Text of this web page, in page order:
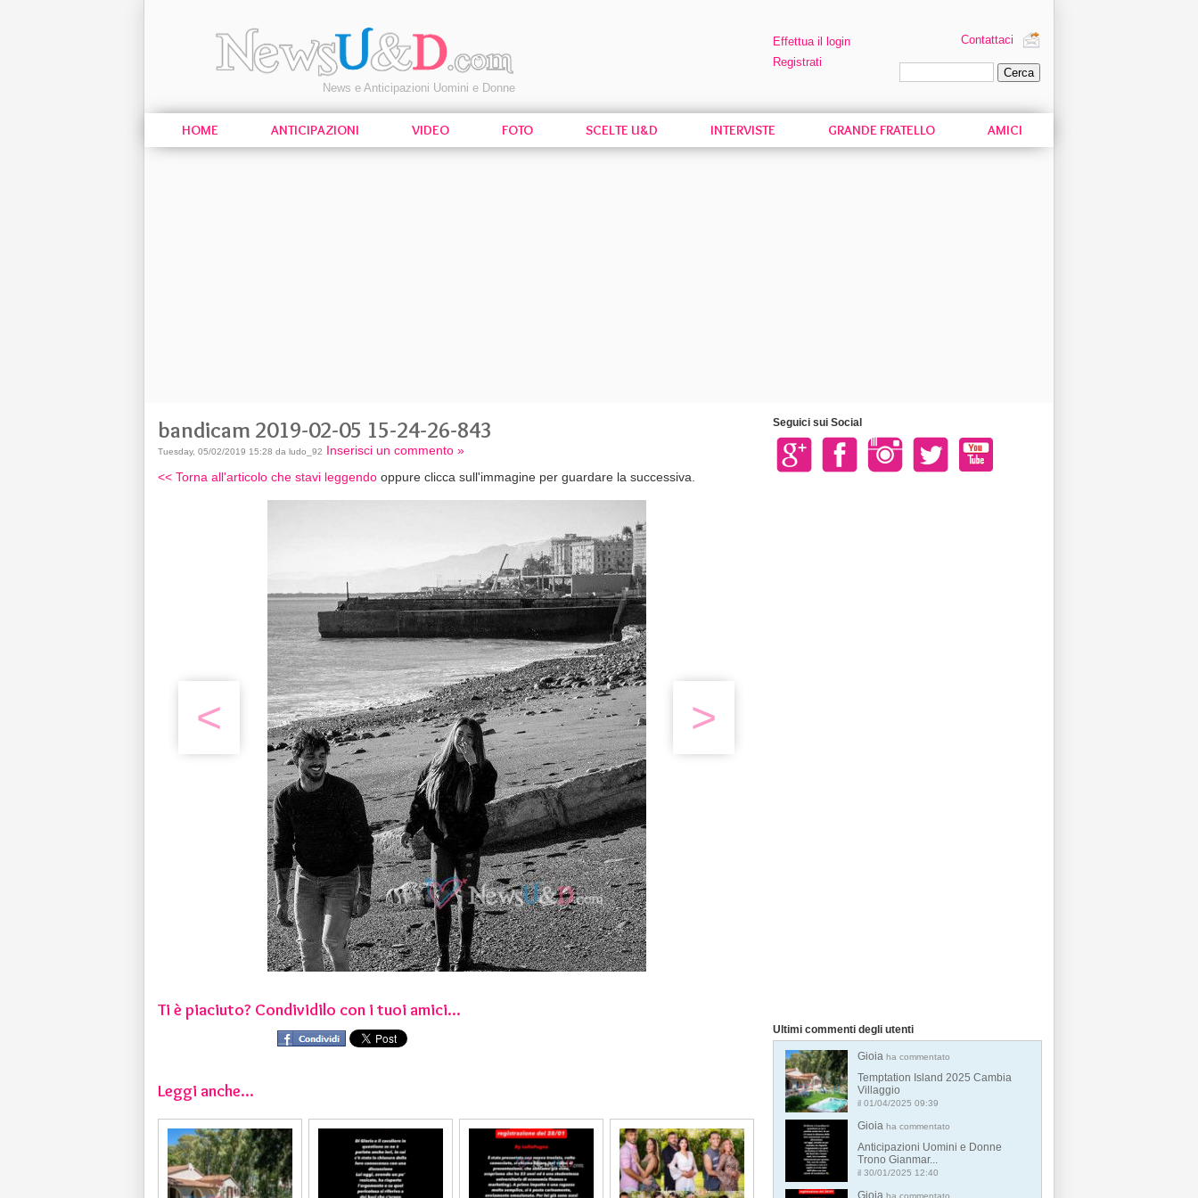
News e Anticipazioni Uomini e Donne
Effettua il login
Registrati
Contattaci
HOME ANTICIPAZIONI VIDEO FOTO SCELTE U&D INTERVISTE GRANDE FRATELLO AMICI
bandicam 2019-02-05 15-24-26-843
Tuesday, 05/02/2019 15:28 da ludo_92 Inserisci un commento »
<< Torna all'articolo che stavi leggendo oppure clicca sull'immagine per guardare la successiva.
< >
Ti è piaciuto? Condividilo con i tuoi amici...
Leggi anche...
Seguici sui Social
Ultimi commenti degli utenti
Gioia ha commentato
Temptation Island 2025 Cambia
Villaggio
il 01/04/2025 09:39
Gioia ha commentato
Anticipazioni Uomini e Donne
Trono Gianmar...
il 30/01/2025 12:40
Gioia ha commentato